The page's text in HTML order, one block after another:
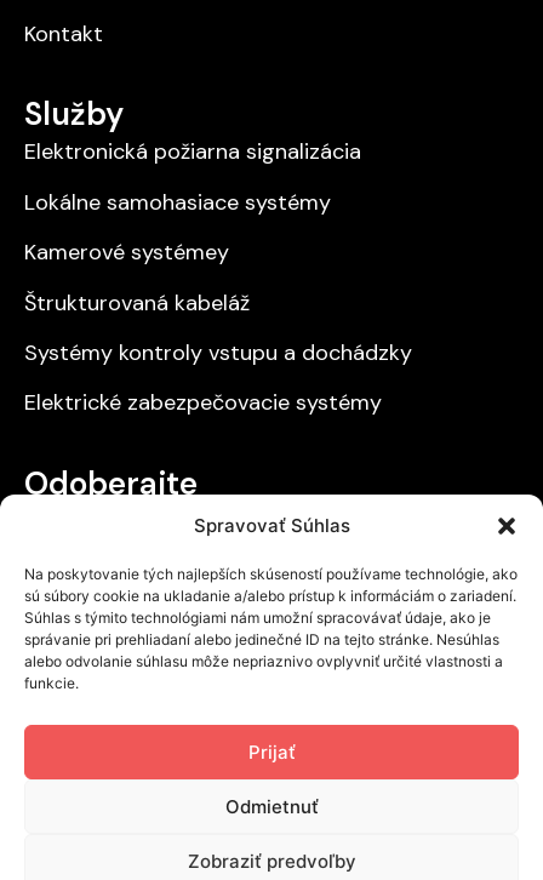
Spravovať Súhlas
Na poskytovanie tých najlepších skúseností používame technológie, ako
sú súbory cookie na ukladanie a/alebo prístup k informáciám o zariadení.
Súhlas s týmito technológiami nám umožní spracovávať údaje, ako je
správanie pri prehliadaní alebo jedinečné ID na tejto stránke. Nesúhlas
alebo odvolanie súhlasu môže nepriaznivo ovplyvniť určité vlastnosti a
funkcie.
Prijať
Odmietnuť
Zobraziť predvoľby
Kontakt
Služby
Elektronická požiarna signalizácia
Lokálne samohasiace systémy
Kamerové systémey
Štrukturovaná kabeláž
Systémy kontroly vstupu a dochádzky
Elektrické zabezpečovacie systémy
Odoberajte
Získajte prehľad o našich zľavách a novinkách.
Prečítal som si a súhlasím s